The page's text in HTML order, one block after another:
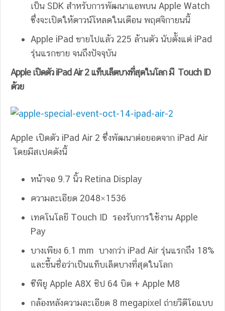
เป็น SDK สำหรับการพัฒนาแอพบน Apple Watch
ซึ่งจะเปิดให้ดาวน์โหลดในเดือน พฤศจิกายนนี้
Apple iPad ขายไปแล้ว 225 ล้านตัว นับตั้งแต่ iPad
รุ่นแรกขาย จนถึงปัจจุบัน
Apple เปิดตัว iPad Air 2 แท็บเล็ตบางที่สุดในโลก มี Touch ID
ด้วย
Apple เปิดตัว iPad Air 2 ซึ่งพัฒนาต่อยอดจาก iPad Air
โดยมีสเปคดังนี้
หน้าจอ 9.7 นิ้ว Retina Display
ความละเอียด 2048×1536
เทคโนโลยี Touch ID รองรับการใช้งาน Apple
Pay
บางเพียง 6.1 mm บางกว่า iPad Air รุ่นแรกถึง 18%
และขึ้นชื่อว่าเป็นแท็บเล็ตบางที่สุดในโลก
ซีพียู Apple A8X ชิป 64 บิต + Apple M8
กล้องหลังความละเอียด 8 megapixel ถ่ายวีดีโอแบบ